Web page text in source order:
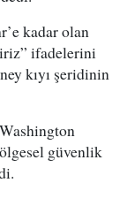
kadar olan
ifadelerini
kıyı şeridinin
güvenlik